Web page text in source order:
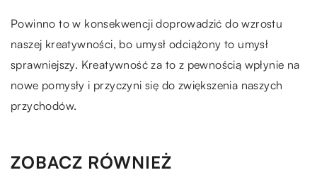
Powinno to w konsekwencji doprowadzić do wzrostu
naszej kreatywności, bo umysł odciążony to umysł
sprawniejszy. Kreatywność za to z pewnością wpłynie na
nowe pomysły i przyczyni się do zwiększenia naszych
przychodów.
ZOBACZ RÓWNIEŻ